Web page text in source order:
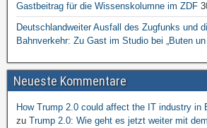
Gastbeitrag für die Wissenskolumne im ZDF
Deutschlandweiter Ausfall des Zugfunks und
Bahnverkehr: Zu Gast im Studio bei „Buten un
Neueste Kommentare
How Trump 2.0 could affect the IT industry in
zu Trump 2.0: Wie geht es jetzt weiter mit